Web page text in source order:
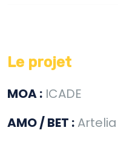
Le projet
MOA : ICADE
AMO / BET : Artelia